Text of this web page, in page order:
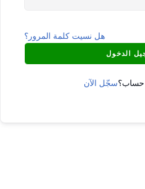
هل نسيت كلمة المرور؟
الدخول
حساب؟سجّل الآن